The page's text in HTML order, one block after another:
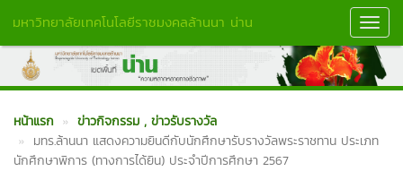
มหาวิทยาลัยเทคโนโลยีราชมงคลล้านนา น่าน
หน้าแรก ข่าวกิจกรรม , ข่าวรับรางวัล
มทร.ล้านนา แสดงความยินดีกับนักศึกษารับรางวัลพระราชทาน ประเภท
นักศึกษาพิการ (ทางการได้ยิน) ประจำปีการศึกษา 2567